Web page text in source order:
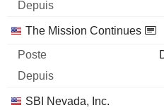
The Mission Continues
SBI Nevada, Inc.